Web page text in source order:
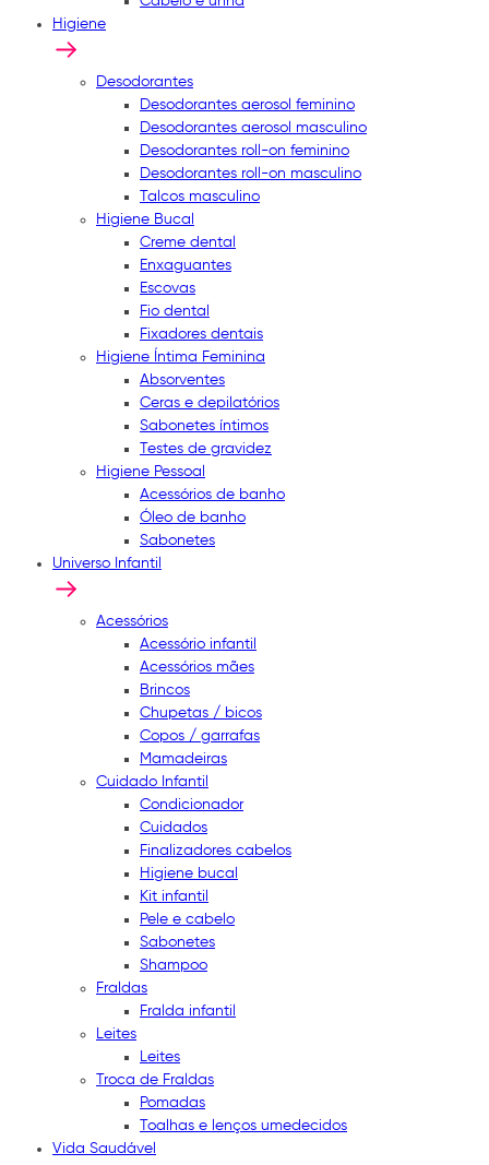
Higiene
Desodorantes
Desodorantes aerosol feminino
Desodorantes aerosol masculino
Desodorantes roll-on feminino
Desodorantes roll-on masculino
Talcos masculino
Higiene Bucal
Creme dental
Enxaguantes
Escovas
Fio dental
Fixadores dentais
Higiene Íntima Feminina
Absorventes
Ceras e depilatórios
Sabonetes íntimos
Testes de gravidez
Higiene Pessoal
Acessórios de banho
Óleo de banho
Sabonetes
Universo Infantil
Acessórios
Acessório infantil
Acessórios mães
Brincos
Chupetas / bicos
Copos / garrafas
Mamadeiras
Cuidado Infantil
Condicionador
Cuidados
Finalizadores cabelos
Higiene bucal
Kit infantil
Pele e cabelo
Sabonetes
Shampoo
Fraldas
Fralda infantil
Leites
Leites
Troca de Fraldas
Pomadas
Toalhas e lenços umedecidos
Vida Saudável